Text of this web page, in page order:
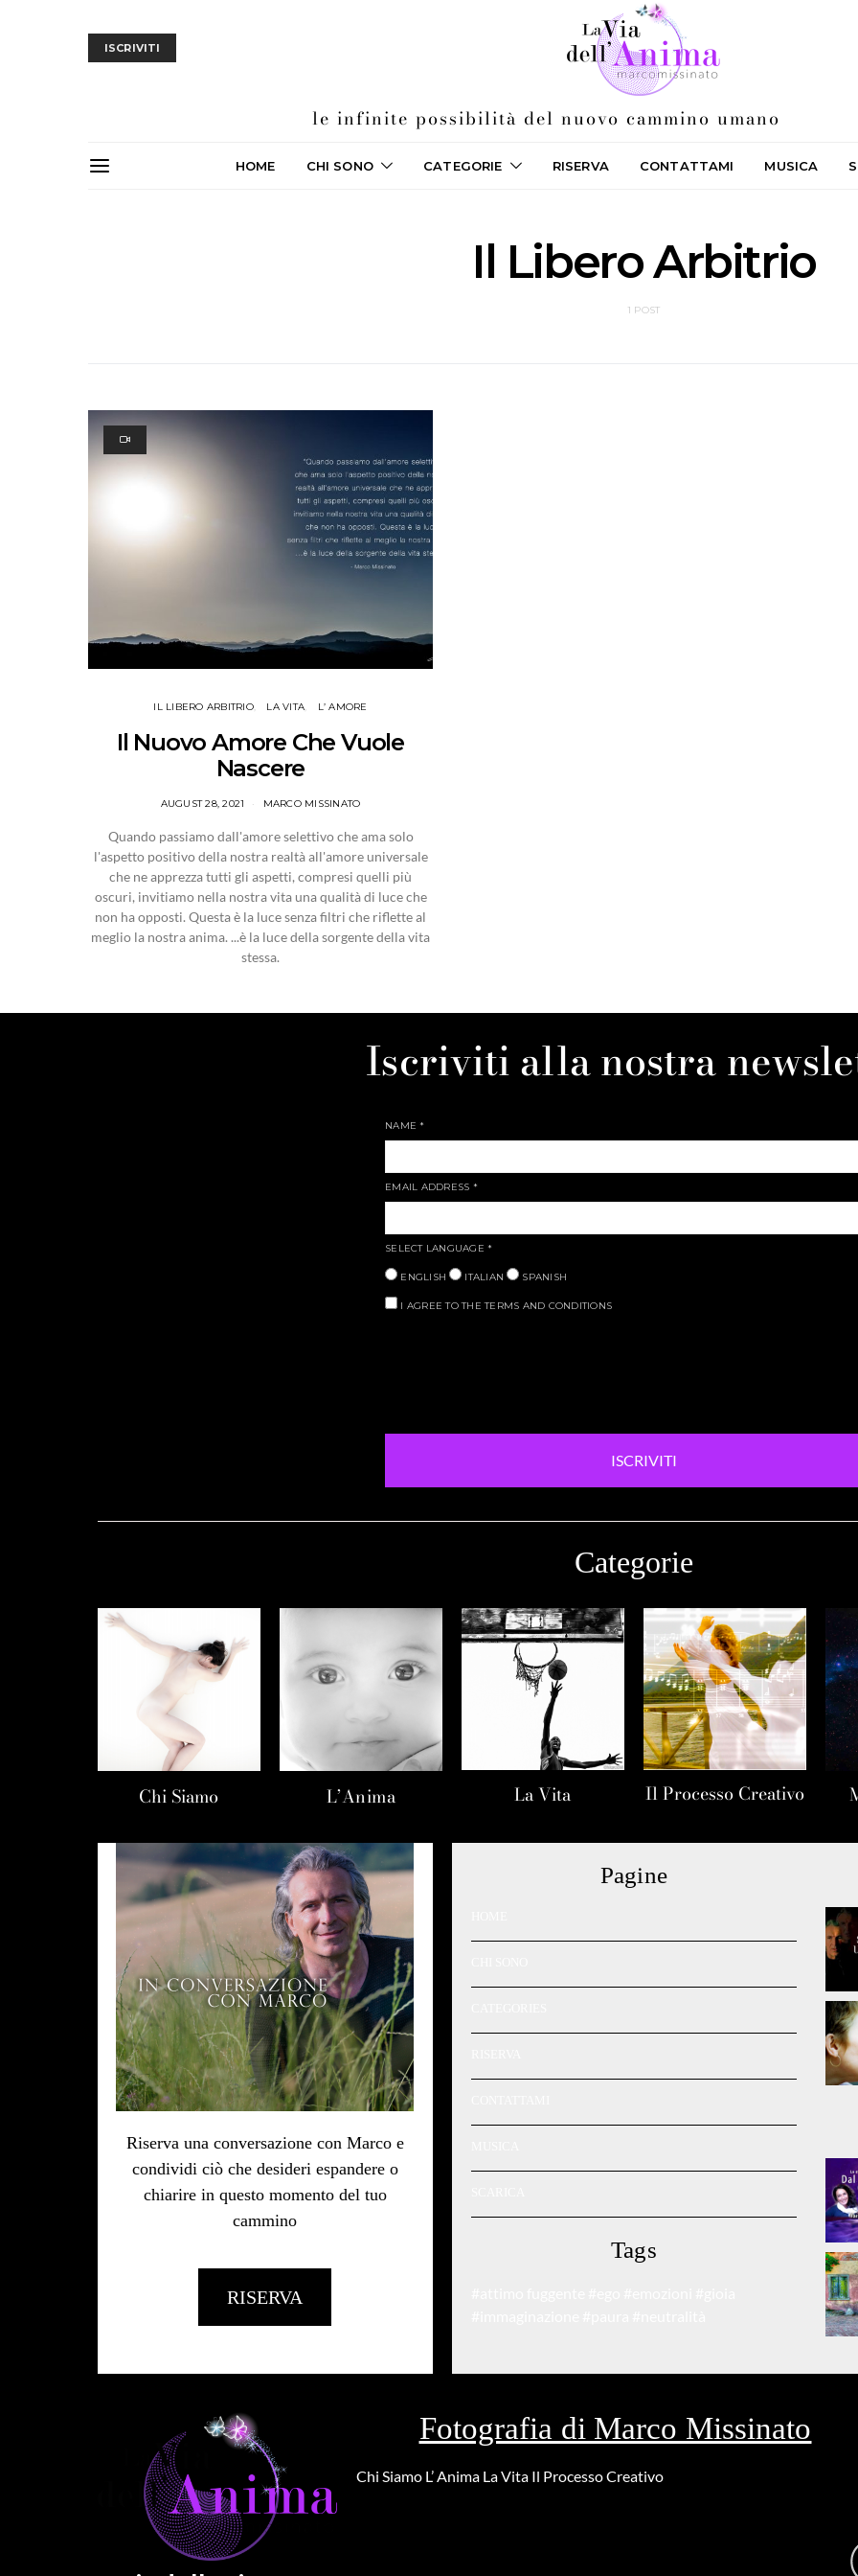
ISCRIVITI
le infinite possibilità del nuovo cammino umano
HOME CHI SONO CATEGORIE RISERVA CONTATTAMI MUSICA
Il Libero Arbitrio
1 POST
IL LIBERO ARBITRIO LA VITA L’ AMORE
Il Nuovo Amore Che Vuole
Nascere
AUGUST 28, 2021 MARCO MISSINATO
Quando passiamo dall'amore selettivo che ama solo
l'aspetto positivo della nostra realtà all'amore universale
che ne apprezza tutti gli aspetti, compresi quelli più
oscuri, invitiamo nella nostra vita una qualità di luce che
non ha opposti. Questa è la luce senza filtri che riflette al
meglio la nostra anima. ...è la luce della sorgente della vita
stessa.
Iscriviti alla nostra
NAME*
EMAIL ADDRESS *
SELECT LANGUAGE *
ENGLISH ITALIAN SPANISH
I AGREE TO THE TERMS AND CONDITIONS
ISCRIVITI
Categorie
Chi Siamo L’Anima La Vita Il Processo Creativo
Riserva una conversazione con Marco e
condividi ciò che desideri espandere o
chiarire in questo momento del tuo
cammino
RISERVA
Pagine
Tags
Fotografia di Marco Missinato
Chi Siamo L’ Anima La Vita Il Processo Creativo